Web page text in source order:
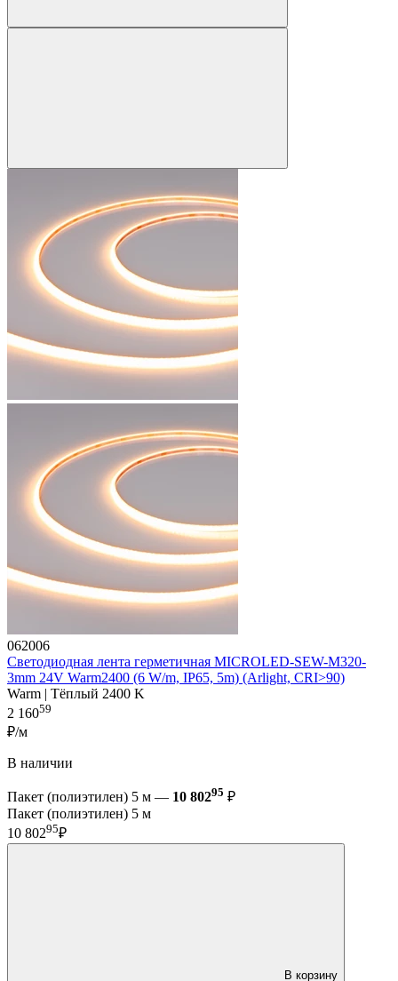
062006
Светодиодная лента герметичная MICROLED-SEW-M320-
3mm 24V Warm2400 (6 W/m, IP65, 5m) (Arlight, CRI>90)
Warm | Тёплый 2400 K
2 16059
₽/м
В наличии
Пакет (полиэтилен) 5 м — 10 80295 ₽
Пакет (полиэтилен) 5 м
10 80295₽
В корзину